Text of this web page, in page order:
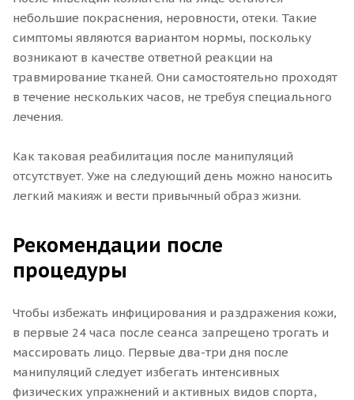
небольшие покраснения, неровности, отеки. Такие
симптомы являются вариантом нормы, поскольку
возникают в качестве ответной реакции на
травмирование тканей. Они самостоятельно проходят
в течение нескольких часов, не требуя специального
лечения.
Как таковая реабилитация после манипуляций
отсутствует. Уже на следующий день можно наносить
легкий макияж и вести привычный образ жизни.
Рекомендации после
процедуры
Чтобы избежать инфицирования и раздражения кожи,
в первые 24 часа после сеанса запрещено трогать и
массировать лицо. Первые два-три дня после
манипуляций следует избегать интенсивных
физических упражнений и активных видов спорта,